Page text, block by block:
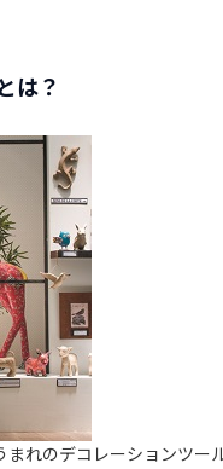
は？
れのデコレーションツー